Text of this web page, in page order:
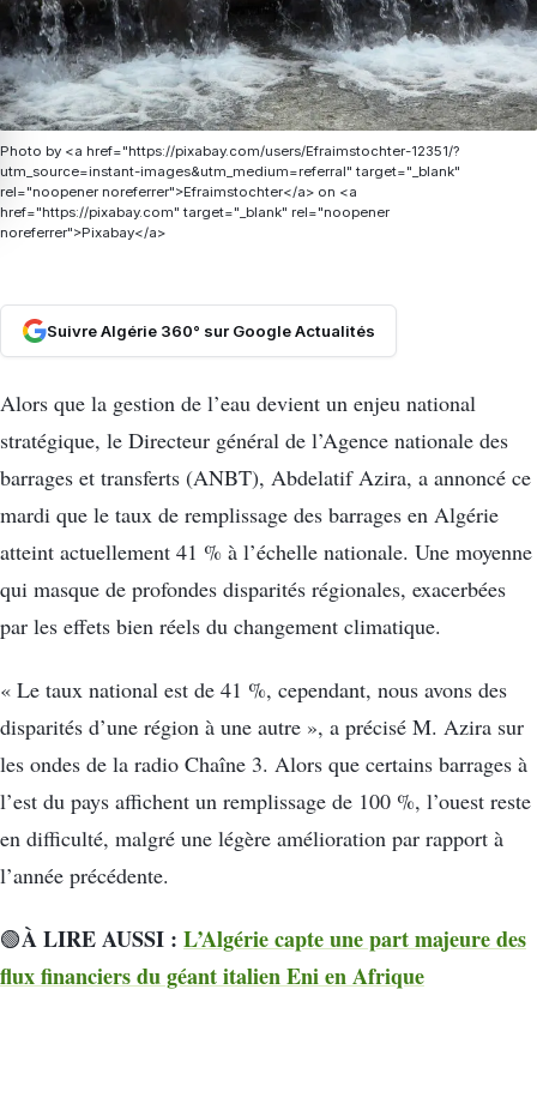
Photo by <a href="https://pixabay.com/users/Efraimstochter-12351/?
utm_source=instant-images&utm_medium=referral" target="_blank"
rel="noopener noreferrer">Efraimstochter</a> on <a
href="https://pixabay.com" target="_blank" rel="noopener
noreferrer">Pixabay</a>
Suivre Algérie 360° sur Google Actualités
Alors que la gestion de l’eau devient un enjeu national
stratégique, le Directeur général de l’Agence nationale des
barrages et transferts (ANBT), Abdelatif Azira, a annoncé ce
mardi que le taux de remplissage des barrages en Algérie
atteint actuellement 41 % à l’échelle nationale. Une moyenne
qui masque de profondes disparités régionales, exacerbées
par les effets bien réels du changement climatique.
« Le taux national est de 41 %, cependant, nous avons des
disparités d’une région à une autre », a précisé M. Azira sur
les ondes de la radio Chaîne 3. Alors que certains barrages à
l’est du pays affichent un remplissage de 100 %, l’ouest reste
en difficulté, malgré une légère amélioration par rapport à
l’année précédente.
🟢À LIRE AUSSI : L’Algérie capte une part majeure des
flux financiers du géant italien Eni en Afrique